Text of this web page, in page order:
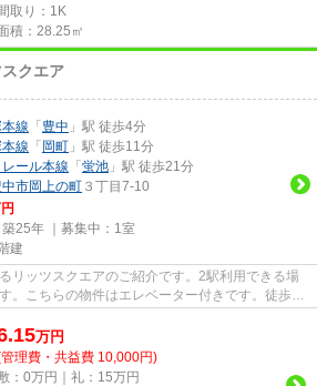
取り：1K
積：28.25㎡
スクエア
線 「 豊中 」駅 徒歩4分
線 「 岡町 」駅 徒歩11分
ール本線 「 蛍池 」駅 徒歩21分
中市岡上の町 ３丁目7-10
25年 ｜募集中： 1室
建
リッツスクエアのご紹介です。2駅利用できる場
。こちらの物件はエレベーター付きです。徒歩4
万円
理費・共益費 10,000円)
：0万円｜礼：15万円